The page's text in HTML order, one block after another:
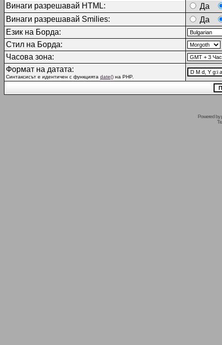
Винаги разрешавай HTML:
Да
Винаги разрешавай Smilies:
Да
Език на Борда:
Стил на Борда:
Часова зона:
Формат на датата:
Синтаксисът е идентичен с функцията date() на PHP.
Powered by